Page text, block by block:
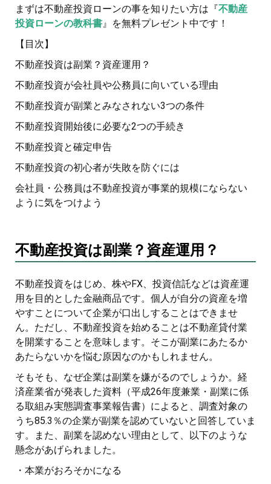
まずは不動産投資ローンの事を知りたい方は『不動産
投資ローンの教科書 』を無料プレゼント中です！
【目次】
不動産投資は副業？資産運用？
不動産投資が会社員や公務員に向いている理由
不動産投資が副業とみなされない3つの条件
不動産投資開始後に必要な2つの手続き
不動産投資と確定申告
不動産投資の初心者が失敗を防ぐには
会社員・公務員は不動産投資が事業的規模にならない
ように気をつけよう
不動産投資は副業？資産運用？
不動産投資をはじめ、株やFX、投資信託などは資産運
用を目的とした金融商品です。個人が自分の資産を増
やすことについて企業が口出しすることはできませ
ん。ただし、不動産投資を始めることは不動産貸付業
を開業することを意味します。そこが副業にあたるか
あたらないかを悩む原因なのかもしれません。
そもそも、なぜ企業は副業を嫌がるのでしょうか。経
済産業省が発表した資料（平成26年度兼業・副業に係
る取組み実態調査事業報告書）によると、調査対象の
うち85.3％の企業が副業を認めていないと回答していま
す。また、副業を認めない理由として、以下のような
懸念があげられました。
・本業がおろそかになる